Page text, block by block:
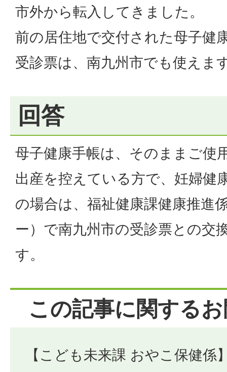
市外から転入してきました。
前の居住地で交付された母子健
受診票は、南九州市でも使えま
回答
母子健康手帳は、そのままご使
出産を控えている方で、妊婦健
の場合は、福祉健康課健康推進
ー）で南九州市の受診票との交
す。
この記事に関する
【こども未来課 おやこ保健係